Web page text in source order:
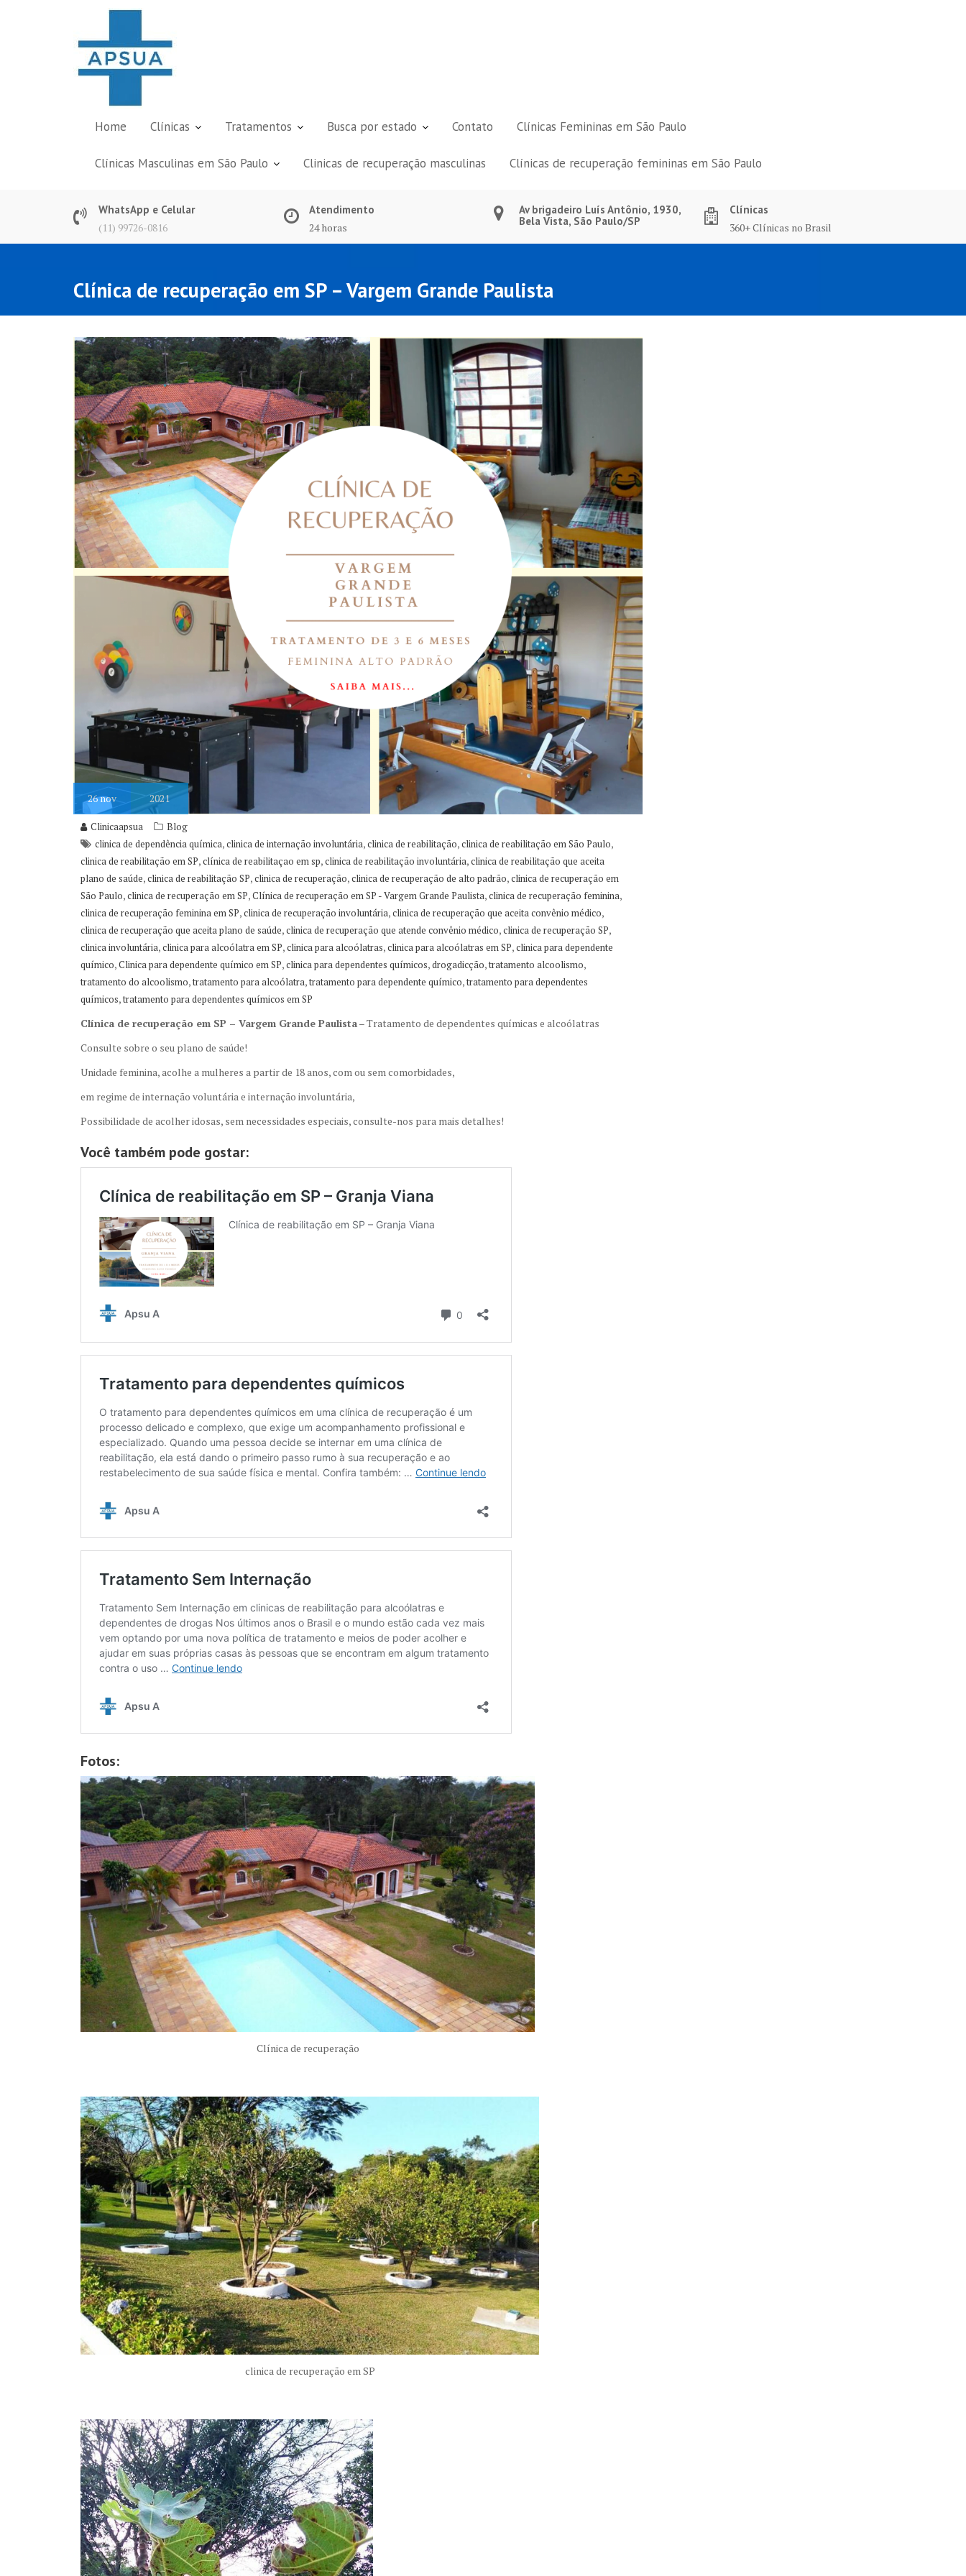
Home Clínicas Tratamentos Busca por estado Contato Clínicas Femininas em São Paulo
Clínicas Masculinas em São Paulo Clinicas de recuperação masculinas Clínicas de recuperação femininas em São Paulo
WhatsApp e Celular
(11) 99726-0816
Atendimento
24 horas
Av brigadeiro Luís Antônio, 1930,
Bela Vista, São Paulo/SP
Clínicas
360+ Clínicas no Brasil
Clínica de recuperação em SP – Vargem Grande Paulista
26nov 2021
Clinicaapsua
Blog
clinica de dependência química,clinica de internação involuntária,clinica de reabilitação,clinica de reabilitação em São Paulo,
clinica de reabilitação em SP,clínica de reabilitaçao em sp,clinica de reabilitação involuntária,clinica de reabilitação que aceita
plano de saúde,clinica de reabilitação SP,clinica de recuperação,clinica de recuperação de alto padrão,clinica de recuperação em
São Paulo,clinica de recuperação em SP,Clínica de recuperação em SP - Vargem Grande Paulista,clinica de recuperação feminina,
clinica de recuperação feminina em SP,clinica de recuperação involuntária,clinica de recuperação que aceita convênio médico,
clinica de recuperação que aceita plano de saúde,clinica de recuperação que atende convênio médico,clinica de recuperação SP,
clinica involuntária,clinica para alcoólatra em SP,clinica para alcoólatras,clinica para alcoólatras em SP,clinica para dependente
químico,Clinica para dependente químico em SP,clinica para dependentes químicos,drogadicção,tratamento alcoolismo,
tratamento do alcoolismo,tratamento para alcoólatra,tratamento para dependente químico,tratamento para dependentes
químicos,tratamento para dependentes químicos em SP
Clínica de recuperação em SP – Vargem Grande Paulista– Tratamento de dependentes químicas e alcoólatras
Consulte sobre o seu plano de saúde!
Unidade feminina, acolhe a mulheres a partir de 18 anos, com ou sem comorbidades,
em regime de internação voluntária e internação involuntária,
Possibilidade de acolher idosas, sem necessidades especiais, consulte-nos para mais detalhes!
Você também pode gostar:
Fotos:
Clínica de recuperação
clinica de recuperação em SP